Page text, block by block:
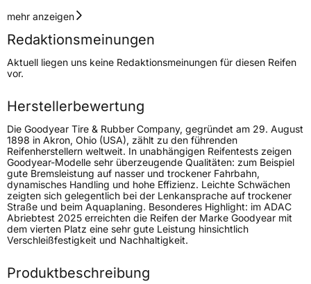
Geschwindigkeitsindex
Höchstgeschwindigkeit
300 km/h
Lastindex93
Höchstlast650 kg
Gewicht (in kg)
12,97 kg
Generelle Merkmale
FahrzeugtypPKW
VerwendungSommerreifen
ModellnameEagle NCT 5
FahrzeugartPKW & SUV
mehr anzeigen
Redaktionsmeinungen
Aktuell liegen uns keine Redaktionsmeinungen für diesen Reifen
vor.
Herstellerbewertung
Die Goodyear Tire & Rubber Company, gegründet am 29. August
1898 in Akron, Ohio (USA), zählt zu den führenden
Reifenherstellern weltweit. In unabhängigen Reifentests zeigen
Goodyear-Modelle sehr überzeugende Qualitäten: zum Beispiel
gute Bremsleistung auf nasser und trockener Fahrbahn,
dynamisches Handling und hohe Effizienz. Leichte Schwächen
zeigten sich gelegentlich bei der Lenkansprache auf trockener
Straße und beim Aquaplaning. Besonderes Highlight: im ADAC
Abriebtest 2025 erreichten die Reifen der Marke Goodyear mit
dem vierten Platz eine sehr gute Leistung hinsichtlich
Verschleißfestigkeit und Nachhaltigkeit.
Produktbeschreibung